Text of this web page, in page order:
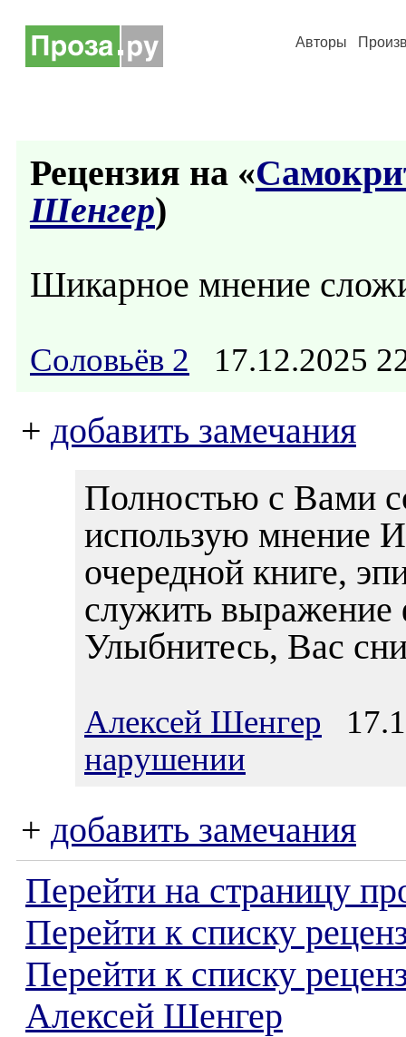
Авторы
Рецензия на «
Шенгер)
Шикарное мнение
Соловьёв 2 17.12.2025
+ добавить замечания
Полностью с Вами
использую мнение
очередной книге,
служить
Улыбнитесь, Вас
Алексей Шенгер
нарушении
+ добавить замечания
Перейти на страницу
Перейти к списку
Перейти к списку
Алексей Шенгер